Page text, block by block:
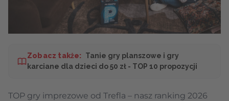
Zobacz także:
Tanie gry planszowe i gry
karciane dla dzieci do 50 zł - TOP 10 propozycji
TOP gry imprezowe od Trefla – nasz ranking 2026